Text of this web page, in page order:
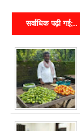
सर्वाधिक पढ़ी गई;..